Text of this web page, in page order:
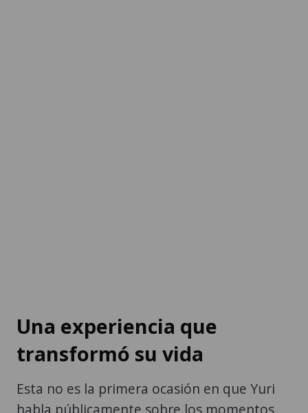
Una experiencia que
transformó su vida
Esta no es la primera ocasión en que Yuri
habla públicamente sobre los momentos